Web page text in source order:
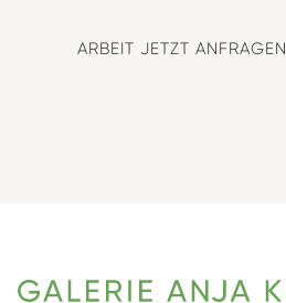
ARBEIT JETZT ANFRAGEN